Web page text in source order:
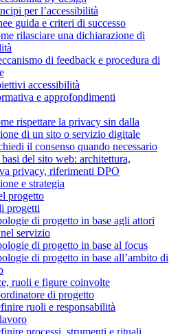
per l’accessibilità
guida e criteri di successo
rilasciare una dichiarazione di
di feedback e procedura di
accessibilità
e approfondimenti
rispettare la privacy sin dalla
di un sito o servizio digitale
il consenso quando necessario
del sito web: architettura,
privacy, riferimenti DPO
e strategia
progetto
progetti
di progetto in base agli attori
servizio
di progetto in base al focus
di progetto in base all’ambito di
ruoli e figure coinvolte
di progetto
ruoli e responsabilità
processi, strumenti e rituali